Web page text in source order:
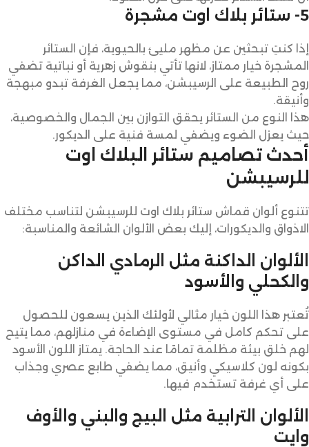
5- ستائر بلاك اوت مشجرة
إذا كنتِ تبحثين عن مظهر مليئ بالحيوية، فإن الستائر
المشجرة خيار ممتاز، لانها تأتي بنقوش زهرية أو نباتية تضفي
روح الطبيعة على الرسيبشن، مما يجعل الغرفة تبدو مبهجة
وأنيقة.
هذا النوع من الستائر يحقق التوازن بين الجمال والخصوصية،
حيث يعزل الضوء ويضفي لمسة فنية على الديكور.
أحدث تصاميم ستائر البلاك اوت
للرسيبشن
تتنوع ألوان قماش ستائر بلاك اوت للرسيبشن لتناسب مختلف
الاذواق والديكورات، إليك بعض الألوان الشائعة والمناسبة:
الألوان الداكنة مثل الرمادي الداكن
والكحلي والأسود
تُعتبر هذا اللون خيار مثالي لأولئك الذين يسعون للحصول
على تحكم كامل في مستوى الإضاءة في منازلهم، مما يتيح
لهم خلق بيئة مظلمة تمامًا عند الحاجة. يمتاز اللون الأسود
بكونه لون كلاسيكي وأنيق، مما يضفي طابع عصري وجذاب
على أي غرفة تستخدم فيها.
الألوان الترابية مثل البيج والبني والأوف
وايت